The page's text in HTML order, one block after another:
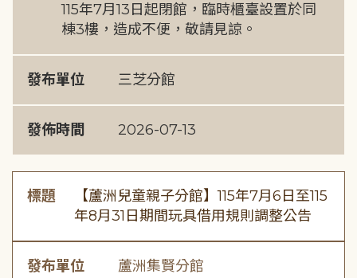
115年7月13日起閉館，臨時櫃臺設置於同
棟3樓，造成不便，敬請見諒。
發布單位 三芝分館
發佈時間 2026-07-13
標題
【蘆洲兒童親子分館】115年7月6日至115
年8月31日期間玩具借用規則調整公告
發布單位 蘆洲集賢分館